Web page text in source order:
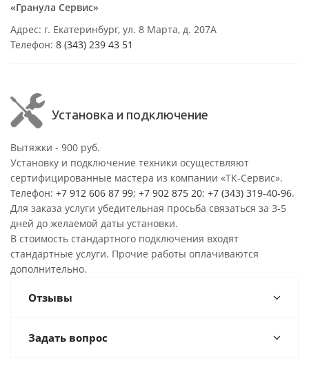
«Гранула Сервис»
Адрес: г. Екатеринбург, ул. 8 Марта, д. 207А
Телефон: 8 (343) 239 43 51
Установка и подключение
Вытяжки - 900 руб.
Установку и подключение техники осуществляют
сертифицированные мастера из компании «ТК-Сервис».
Телефон: +7 912 606 87 99; +7 902 875 20; +7 (343) 319-40-96.
Для заказа услуги убедительная просьба связаться за 3-5
дней до желаемой даты установки.
В стоимость стандартного подключения входят
стандартные услуги. Прочие работы оплачиваются
дополнительно.
Отзывы
Задать вопрос